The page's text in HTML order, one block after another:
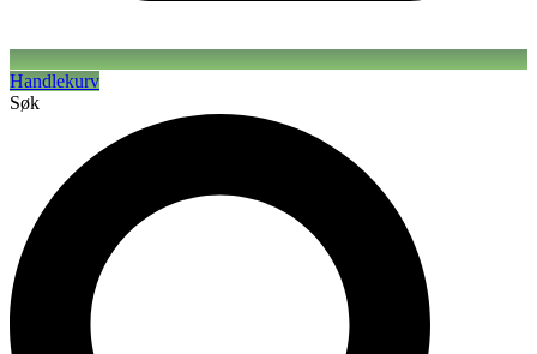
Handlekurv
Søk